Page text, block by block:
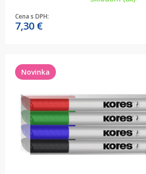
Cena s DPH:
7,30 €
Novinka